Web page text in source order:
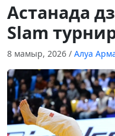
Астанада
Slam
8 мамыр, 2026 / Алуа